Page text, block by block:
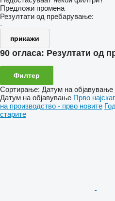
Предложи промена
Резултати од пребарување:
-
прикажи
90 огласа: Резултати од
Филтер
Сортирање: Датум на објавување
Датум на објавување Прво
на производство - прво новите
старите